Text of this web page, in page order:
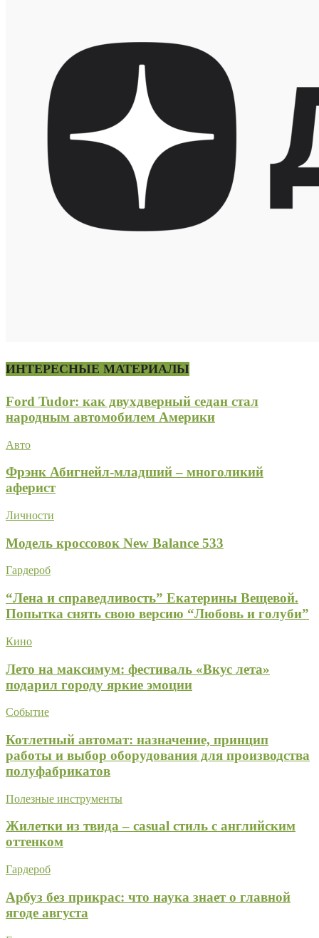
ИНТЕРЕСНЫЕ МАТЕРИАЛЫ
Ford Tudor: как двухдверный седан стал
народным автомобилем Америки
Авто
Фрэнк Абигнейл-младший – многоликий
аферист
Личности
Модель кроссовок New Balance 533
Гардероб
“Лена и справедливость” Екатерины Вещевой.
Попытка снять свою версию “Любовь и голуби”
Кино
Лето на максимум: фестиваль «Вкус лета»
подарил городу яркие эмоции
Событие
Котлетный автомат: назначение, принцип
работы и выбор оборудования для производства
полуфабрикатов
Полезные инструменты
Жилетки из твида – casual стиль с английским
оттенком
Гардероб
Арбуз без прикрас: что наука знает о главной
ягоде августа